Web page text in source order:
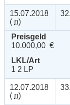
15.07.2018
( n)
Preisgeld
10.000,00 €
LKL/Art
1 2 LP
12.07.2018
( n)